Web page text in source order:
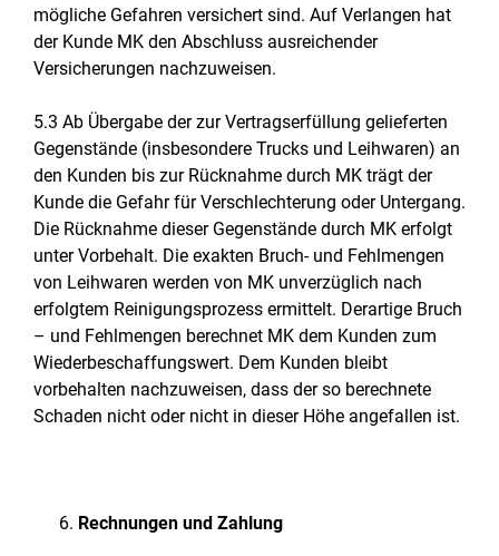
mögliche Gefahren versichert sind. Auf Verlangen hat
der Kunde MK den Abschluss ausreichender
Versicherungen nachzuweisen.
5.3 Ab Übergabe der zur Vertragserfüllung gelieferten
Gegenstände (insbesondere Trucks und Leihwaren) an
den Kunden bis zur Rücknahme durch MK trägt der
Kunde die Gefahr für Verschlechterung oder Untergang.
Die Rücknahme dieser Gegenstände durch MK erfolgt
unter Vorbehalt. Die exakten Bruch- und Fehlmengen
von Leihwaren werden von MK unverzüglich nach
erfolgtem Reinigungsprozess ermittelt. Derartige Bruch
– und Fehlmengen berechnet MK dem Kunden zum
Wiederbeschaffungswert. Dem Kunden bleibt
vorbehalten nachzuweisen, dass der so berechnete
Schaden nicht oder nicht in dieser Höhe angefallen ist.
Rechnungen und Zahlung